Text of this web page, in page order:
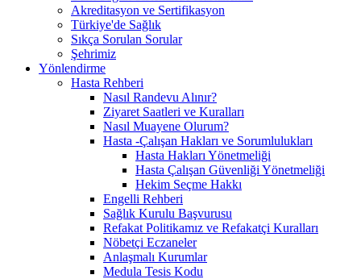
Akreditasyon ve Sertifikasyon
Türkiye'de Sağlık
Sıkça Sorulan Sorular
Şehrimiz
Yönlendirme
Hasta Rehberi
Nasıl Randevu Alınır?
Ziyaret Saatleri ve Kuralları
Nasıl Muayene Olurum?
Hasta -Çalışan Hakları ve Sorumlulukları
Hasta Hakları Yönetmeliği
Hasta Çalışan Güvenliği Yönetmeliği
Hekim Seçme Hakkı
Engelli Rehberi
Sağlık Kurulu Başvurusu
Refakat Politikamız ve Refakatçi Kuralları
Nöbetçi Eczaneler
Anlaşmalı Kurumlar
Medula Tesis Kodu